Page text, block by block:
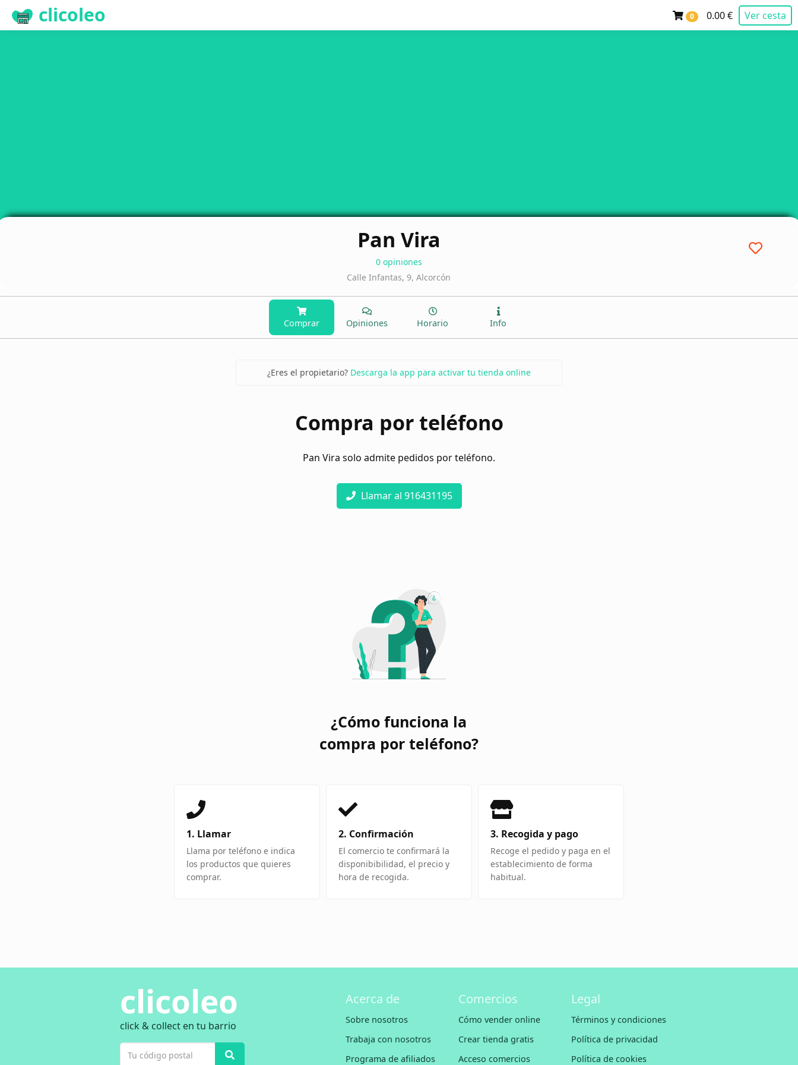
clicoleo 0 0.00 € Ver cesta
Pan Vira
0 opiniones
Calle Infantas, 9, Alcorcón
Comprar Opiniones Horario Info
¿Eres el propietario? Descarga la app para activar tu tienda online
Compra por teléfono
Pan Vira solo admite pedidos por teléfono.
Llamar al 916431195
¿Cómo funciona la
compra por teléfono?
1. Llamar
Llama por teléfono e indica
los productos que quieres
comprar.
2. Confirmación
El comercio te confirmará la
disponibibilidad, el precio y
hora de recogida.
3. Recogida y pago
Recoge el pedido y paga en el
establecimiento de forma
habitual.
clicoleo
click & collect en tu barrio
Acerca de
Sobre nosotros
Trabaja con nosotros
Programa de afiliados
Comercios
Cómo vender online
Crear tienda gratis
Acceso comercios
Legal
Términos y condiciones
Política de privacidad
Política de cookies